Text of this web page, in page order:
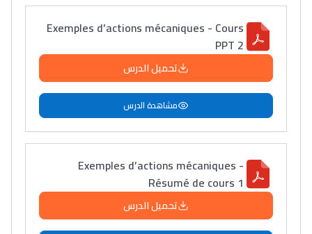
Exemples d’actions mécaniques - Cours
PPT 2
تحميل الدرس
مشاهدة الدرس
Exemples d’actions mécaniques -
Résumé de cours 1
تحميل الدرس